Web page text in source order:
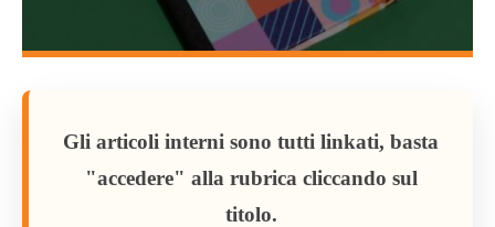
Gli articoli interni sono tutti linkati, basta
"accedere" alla rubrica cliccando sul
titolo.